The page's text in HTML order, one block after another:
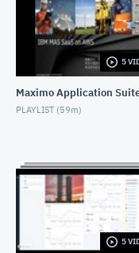
【Envizi
AUGUST
【Envizi
測編
AUGUST
【
オ・効果
5
Maximo Application
PLAYLIST (59m)
5